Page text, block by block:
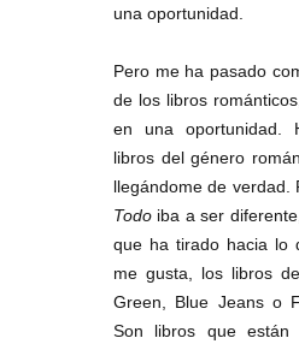
una oportunidad.
Pero me ha pasado
de los libros
en una oportunidad.
libros del género
llegándome de verdad.
Todo iba a ser
que ha tirado hacia lo
me gusta, los libros
Green, Blue Jeans o
Son libros que están